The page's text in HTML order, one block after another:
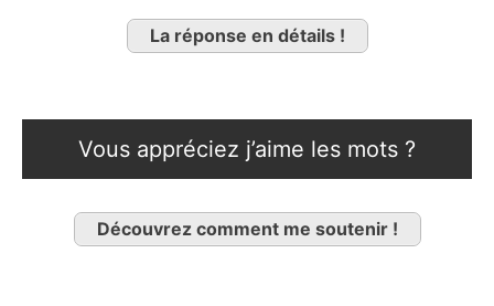
La réponse en détails !
Vous appréciez j’aime les mots ?
Découvrez comment me soutenir !